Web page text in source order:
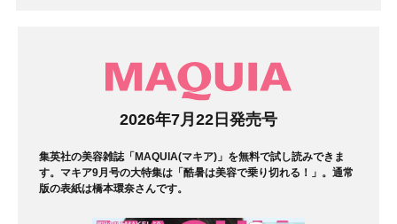
2026年7月22日発売号
集英社の美容雑誌「MAQUIA(マキア)」を無料で試し読みできま
す。マキア9月号の大特集は「酷暑は美容で乗り切れる！」。通常
版の表紙は橋本環奈さんです。